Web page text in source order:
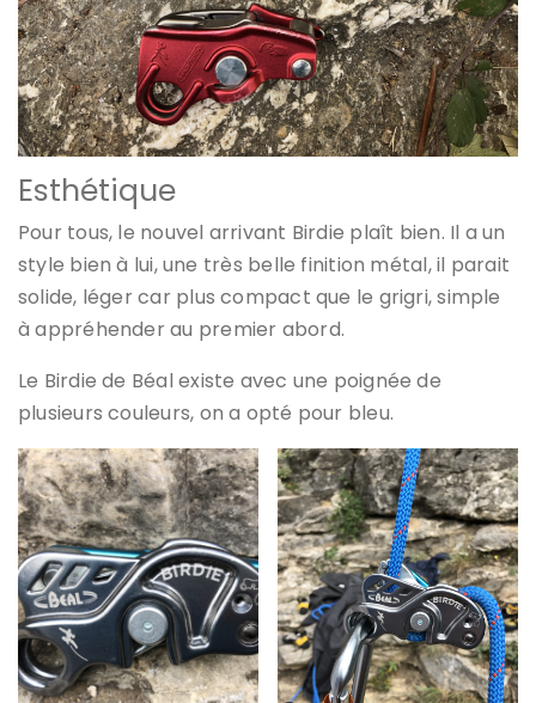
Esthétique
Pour tous, le nouvel arrivant Birdie plaît bien. Il a un
style bien à lui, une très belle finition métal, il parait
solide, léger car plus compact que le grigri, simple
à appréhender au premier abord.
Le Birdie de Béal existe avec une poignée de
plusieurs couleurs, on a opté pour bleu.